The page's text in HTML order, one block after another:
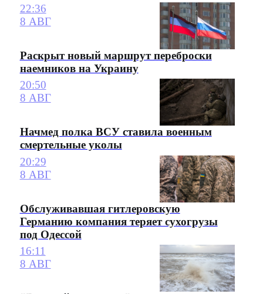
22:36
8 АВГ
Раскрыт новый маршрут переброски
наемников на Украину
20:50
8 АВГ
Начмед полка ВСУ ставила военным
смертельные уколы
20:29
8 АВГ
Обслуживавшая гитлеровскую
Германию компания теряет сухогрузы
под Одессой
16:11
8 АВГ